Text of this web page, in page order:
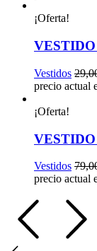
¡Oferta!
Vestidos
precio actual
¡Oferta!
Vestidos
precio actual